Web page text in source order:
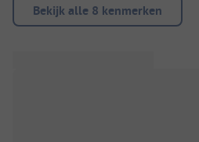
Bekijk alle 8 kenmerken